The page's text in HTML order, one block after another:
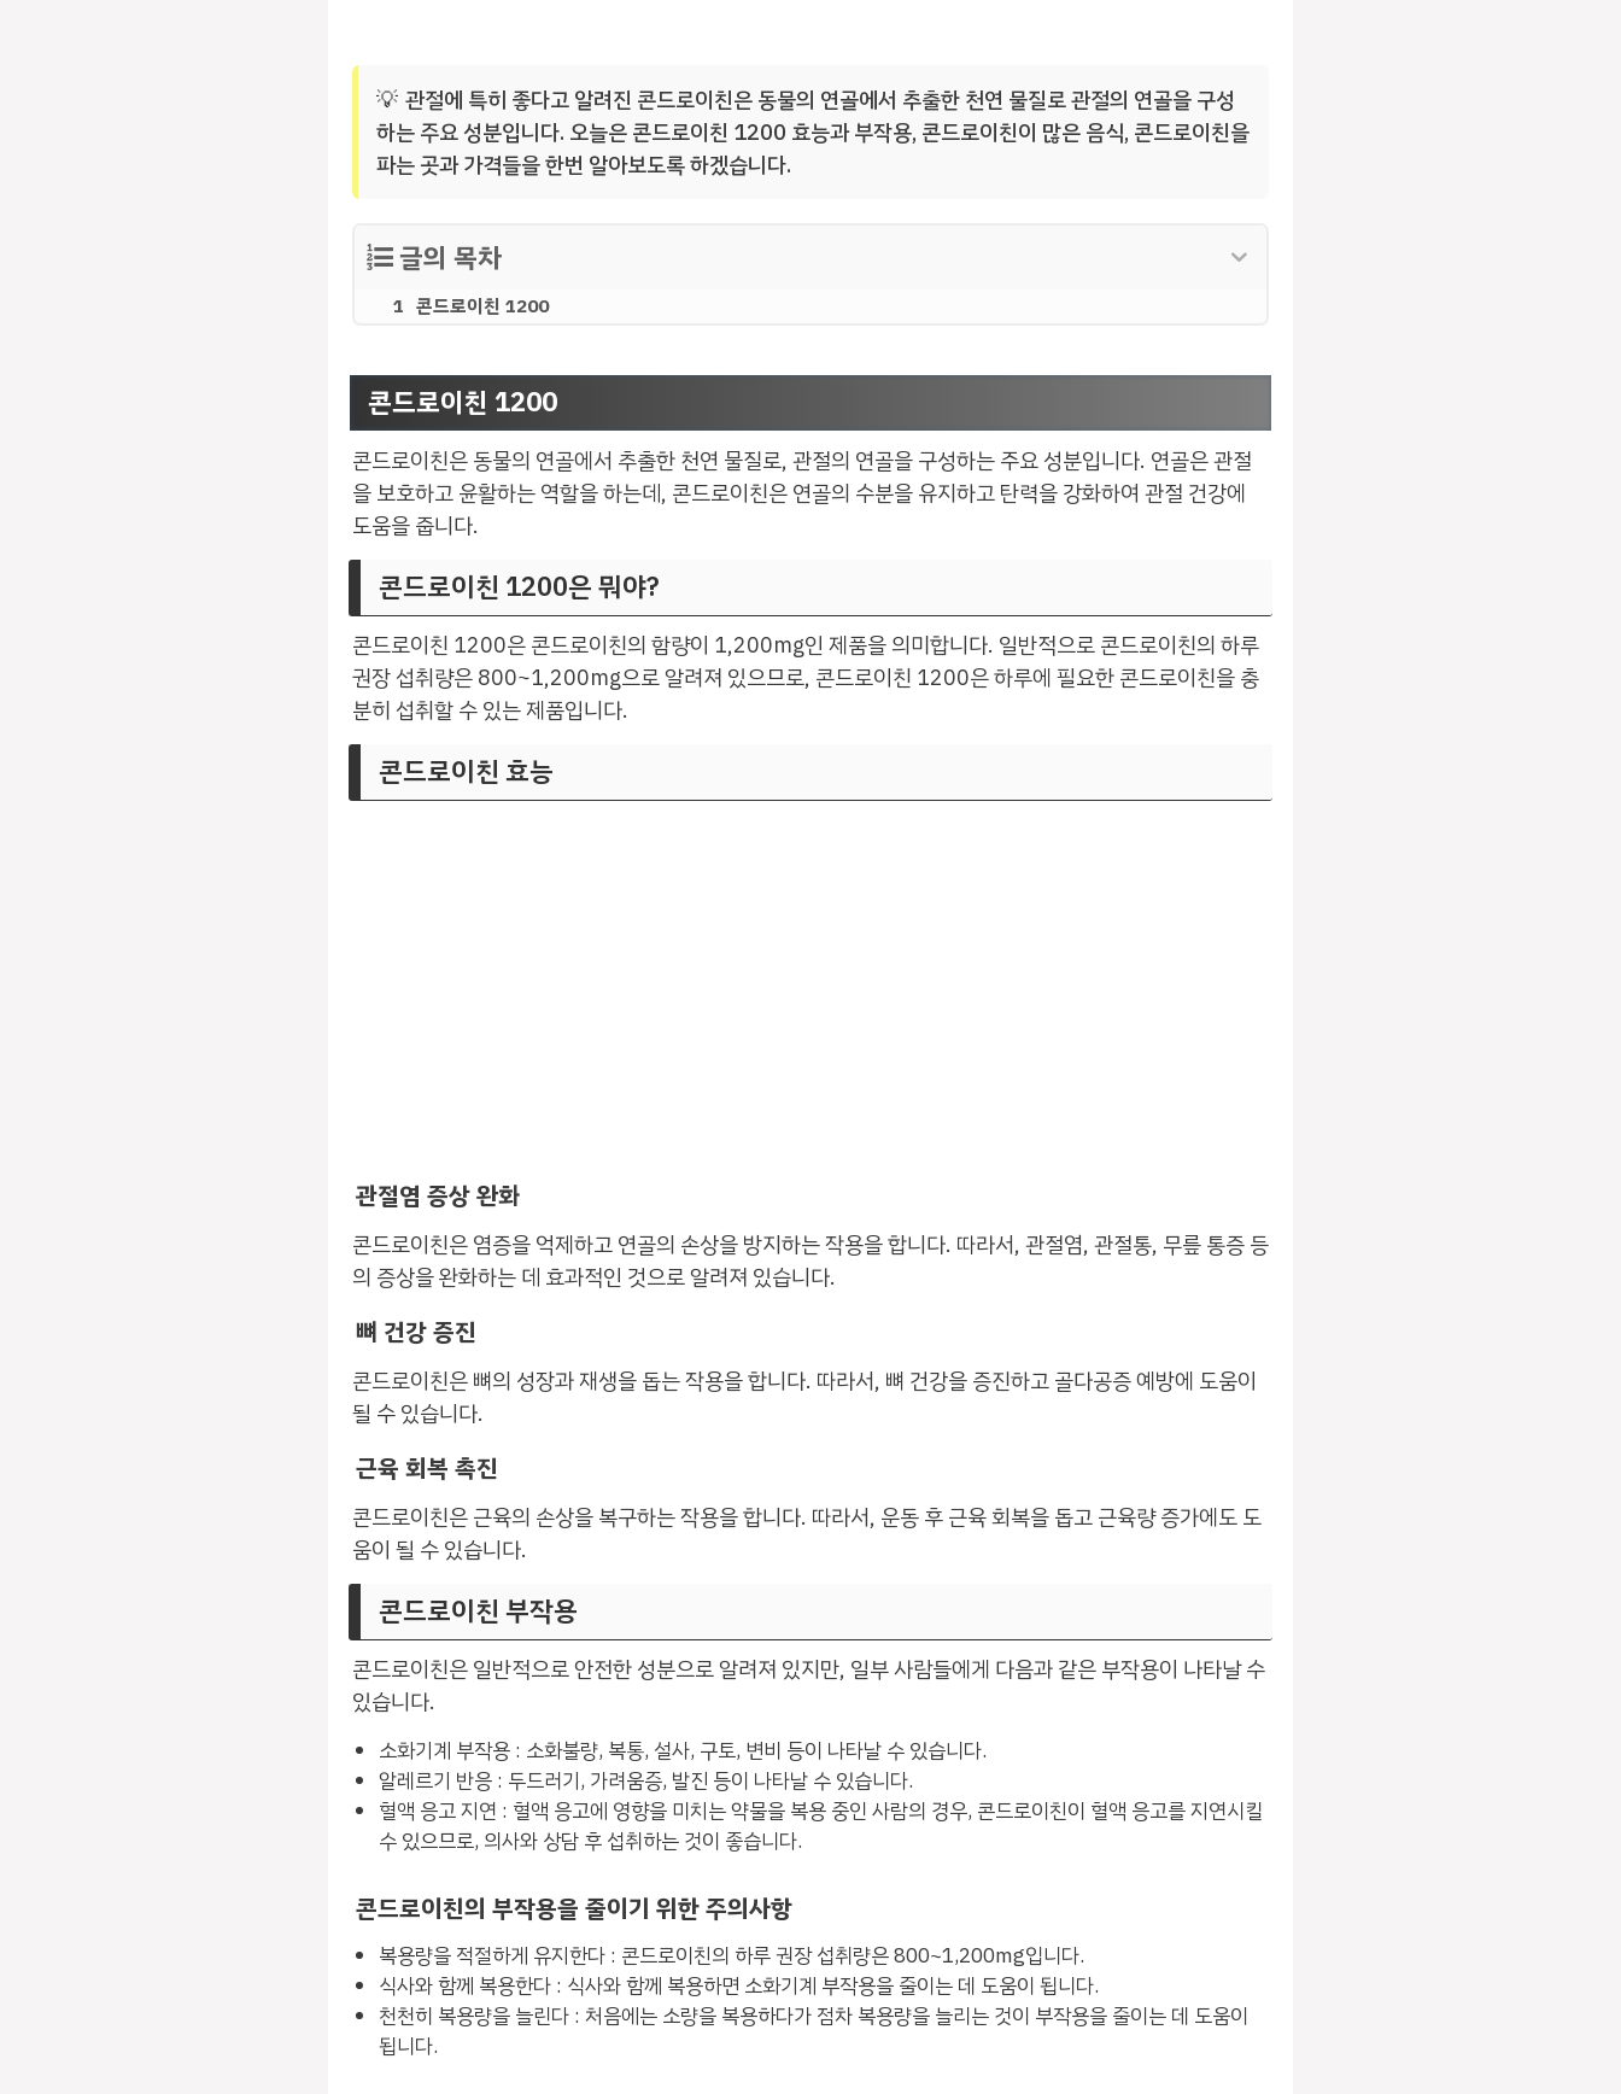
관절에 특히 좋다고 알려진 콘드로이친은 동물의 연골에서 추출한 천연 물질로 관절의 연골을 구성
하는 주요 성분입니다. 오늘은 콘드로이친 1200 효능과 부작용, 콘드로이친이 많은 음식, 콘드로이친을
파는 곳과 가격들을 한번 알아보도록 하겠습니다.
글의 목차
콘드로이친 1200
콘드로이친 1200
콘드로이친은 동물의 연골에서 추출한 천연 물질로, 관절의 연골을 구성하는 주요 성분입니다. 연골은 관절
을 보호하고 윤활하는 역할을 하는데, 콘드로이친은 연골의 수분을 유지하고 탄력을 강화하여 관절 건강에
도움을 줍니다.
콘드로이친 1200은 뭐야?
콘드로이친 1200은 콘드로이친의 함량이 1,200mg인 제품을 의미합니다. 일반적으로 콘드로이친의 하루
권장 섭취량은 800~1,200mg으로 알려져 있으므로, 콘드로이친 1200은 하루에 필요한 콘드로이친을 충
분히 섭취할 수 있는 제품입니다.
콘드로이친 효능
관절염 증상 완화
콘드로이친은 염증을 억제하고 연골의 손상을 방지하는 작용을 합니다. 따라서, 관절염, 관절통, 무릎 통증 등
의 증상을 완화하는 데 효과적인 것으로 알려져 있습니다.
뼈 건강 증진
콘드로이친은 뼈의 성장과 재생을 돕는 작용을 합니다. 따라서, 뼈 건강을 증진하고 골다공증 예방에 도움이
될 수 있습니다.
근육 회복 촉진
콘드로이친은 근육의 손상을 복구하는 작용을 합니다. 따라서, 운동 후 근육 회복을 돕고 근육량 증가에도 도
움이 될 수 있습니다.
콘드로이친 부작용
콘드로이친은 일반적으로 안전한 성분으로 알려져 있지만, 일부 사람들에게 다음과 같은 부작용이 나타날 수
있습니다.
소화기계 부작용 : 소화불량, 복통, 설사, 구토, 변비 등이 나타날 수 있습니다.
알레르기 반응 : 두드러기, 가려움증, 발진 등이 나타날 수 있습니다.
혈액 응고 지연 : 혈액 응고에 영향을 미치는 약물을 복용 중인 사람의 경우, 콘드로이친이 혈액 응고를 지연시킬
수 있으므로, 의사와 상담 후 섭취하는 것이 좋습니다.
콘드로이친의 부작용을 줄이기 위한 주의사항
복용량을 적절하게 유지한다 : 콘드로이친의 하루 권장 섭취량은 800~1,200mg입니다.
식사와 함께 복용한다 : 식사와 함께 복용하면 소화기계 부작용을 줄이는 데 도움이 됩니다.
천천히 복용량을 늘린다 : 처음에는 소량을 복용하다가 점차 복용량을 늘리는 것이 부작용을 줄이는 데 도움이
됩니다.